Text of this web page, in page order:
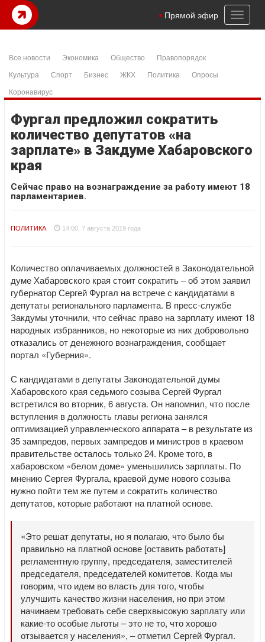
Toggle
Прямой эфир
Все новости Экономика Общество
Правопорядок
Культура
Спорт Бизнес ЖКХ Политика
Опросы
Коронавирус
Фургал предложил сократить
количество депутатов «на
зарплате» в Закдуме Хабаровского
края
Сейчас право на вознаграждение за работу имеют 18
парламентариев.
ПОЛИТИКА 14:00, 7 августа 2019 года
Количество оплачиваемых должностей в Законодательной
думе Хабаровского края стоит сократить – об этом заявил
губернатор Сергей Фургал на встрече с кандидатами в
депутаты регионального парламента. В пресс-службе
Закдумы уточнили, что сейчас право на зарплату имеют 18
народных избранников, но некоторые из них добровольно
отказались от денежного вознаграждения, сообщает
портал «Губерния».
С кандидатами в депутаты Законодательной думы
Хабаровского края седьмого созыва Сергей Фургал
встретился во вторник, 6 августа. Он напомнил, что после
вступления в должность главы региона занялся
оптимизацией управленческого аппарата – в результате из
35 зампредов, первых зампредов и министров в краевом
правительстве осталось только 24. Кроме того, в
хабаровском «белом доме» уменьшились зарплаты. По
мнению Сергея Фургала, краевой думе нового созыва
нужно пойти тем же путем и сократить количество
депутатов, которые работают на платной основе.
«Это решат депутаты, но я полагаю, что было бы
правильно на платной основе [оставить работать]
регламентную группу, председателя, заместителей
председателя, председателей комитетов. Когда мы
говорим, что идем во власть для того, чтобы
улучшить качество жизни населения, но при этом
начинаем требовать себе сверхвысокую зарплату или
какие-то особые льготы – это не то, что хорошо
отзывается у населения», – отметил Сергей Фургал.